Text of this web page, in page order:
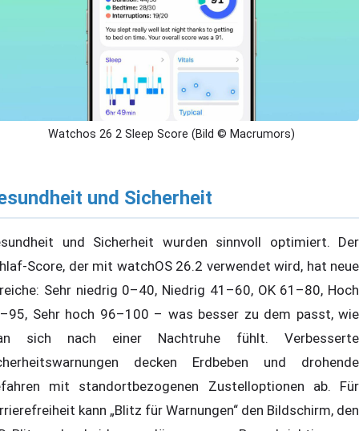
Watchos 26 2 Sleep Score (Bild © Macrumors)
und Sicherheit
und Sicherheit wurden sinnvoll optimiert. Der
Score, der mit watchOS 26.2 verwendet wird, hat neue
Sehr niedrig 0–40, Niedrig 41–60, OK 61–80, Hoch
Sehr hoch 96–100 – was besser zu dem passt, wie
sich nach einer Nachtruhe fühlt. Verbesserte
decken Erdbeben und drohende
mit standortbezogenen Zustelloptionen ab. Für
kann „Blitz für Warnungen“ den Bildschirm, den